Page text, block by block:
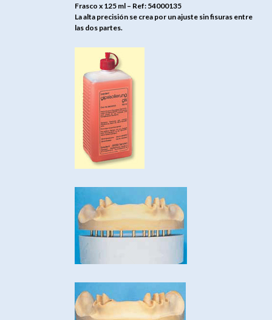
Frasco x 125 ml – Ref: 54000135
La alta precisión se crea por un ajuste sin fisuras entre
las dos partes.